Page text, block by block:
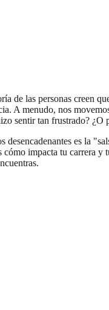
las personas creen
A menudo, nos
sentir tan frustrado? ¿O
desencadenantes es la
impacta tu carrera y